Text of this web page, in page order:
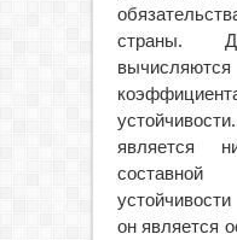
страны.
является
он является